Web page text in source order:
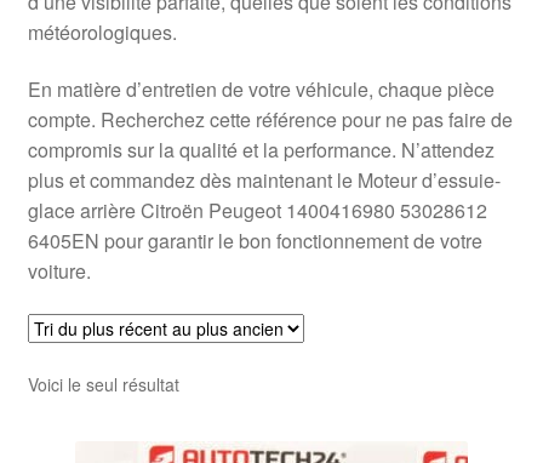
météorologiques.
En matière d’entretien de votre véhicule, chaque pièce
compte. Recherchez cette référence pour ne pas faire de
compromis sur la qualité et la performance. N’attendez
plus et commandez dès maintenant le Moteur d’essuie-
glace arrière Citroën Peugeot 1400416980 53028612
6405EN pour garantir le bon fonctionnement de votre
voiture.
Voici le seul résultat